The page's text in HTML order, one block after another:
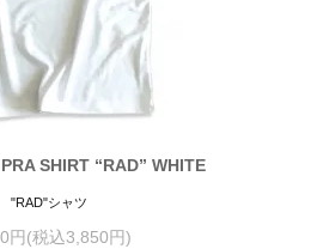
SHIRT “RAD” WHITE
"RAD"シャツ
円(税込3,850円)